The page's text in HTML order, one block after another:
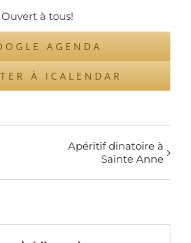
Ouvert à tous!
AGENDA
À ICALENDAR
Apéritif dinatoire à
Sainte Anne